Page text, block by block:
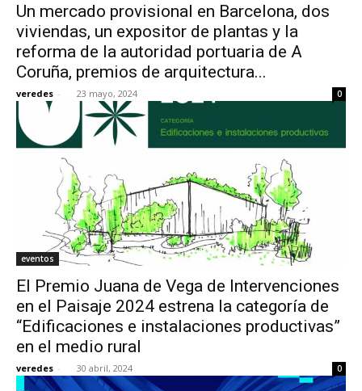
Un mercado provisional en Barcelona, dos
viviendas, un expositor de plantas y la
reforma de la autoridad portuaria de A
Coruña, premios de arquitectura...
veredes - 23 mayo, 2024 0
eventos
El Premio Juana de Vega de Intervenciones
en el Paisaje 2024 estrena la categoría de
“Edificaciones e instalaciones productivas”
en el medio rural
veredes - 30 abril, 2024 0